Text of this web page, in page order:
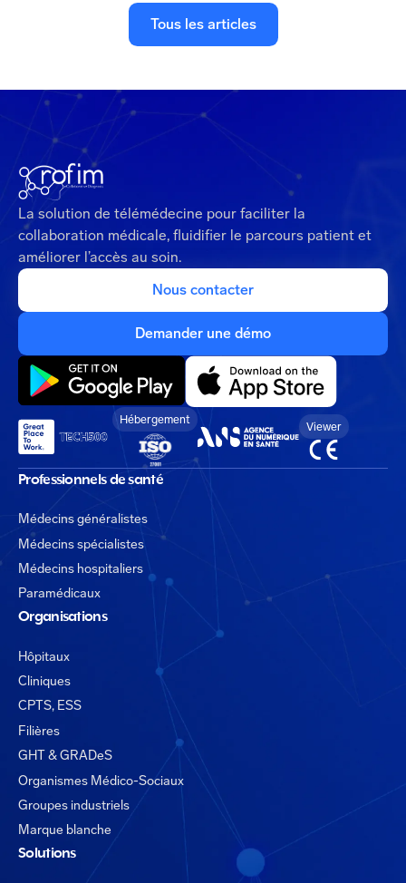
Tous les articles
La solution de télémédecine pour faciliter la
collaboration médicale, fluidifier le parcours patient et
améliorer l’accès au soin.
Nous contacter
Demander une démo
Hébergement
Viewer
Professionnels de santé
Médecins généralistes
Médecins spécialistes
Médecins hospitaliers
Paramédicaux
Organisations
Hôpitaux
Cliniques
CPTS, ESS
Filières
GHT & GRADeS
Organismes Médico-Sociaux
Groupes industriels
Marque blanche
Solutions